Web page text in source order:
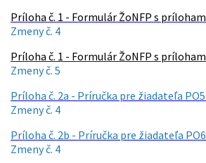
Príloha č. 1 - Formulár ŽoNFP s príloham
Zmeny č. 4
Príloha č. 1 - Formulár ŽoNFP s príloham
Zmeny č. 5
Príloha č. 2a - Príručka pre žiadateľa PO5
Zmeny č. 4
Príloha č. 2b - Príručka pre žiadateľa PO6
Zmeny č. 4